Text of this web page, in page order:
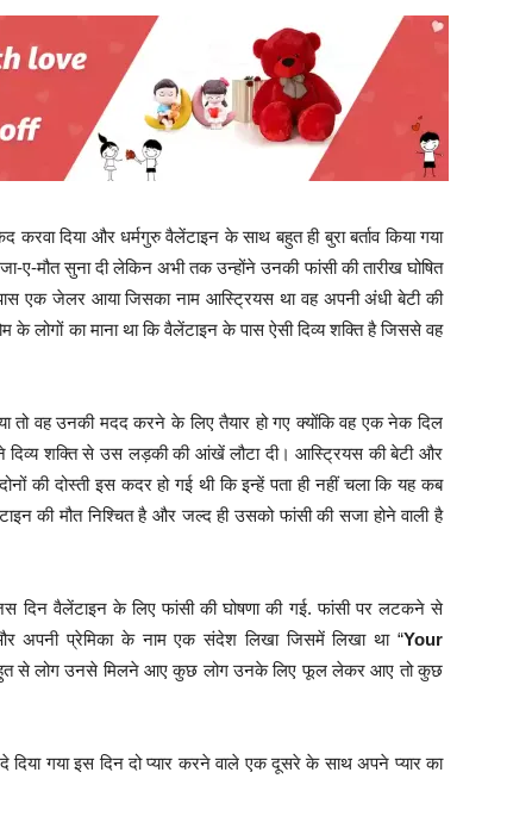
दिया और धर्मगुरु वैलेंटाइन के साथ बहुत ही बुरा बर्ताव किया गया
मौत सुना दी लेकिन अभी तक उन्होंने उनकी फांसी की तारीख घोषित
एक जेलर आया जिसका नाम आस्ट्रियस था वह अपनी अंधी बेटी की
लोगों का माना था कि वैलेंटाइन के पास ऐसी दिव्य शक्ति है जिससे वह
तो वह उनकी मदद करने के लिए तैयार हो गए क्योंकि वह एक नेक दिल
शक्ति से उस लड़की की आंखें लौटा दी।आस्ट्रियस की बेटी और
की दोस्ती इस कदर हो गई थी कि इन्हें पता ही नहीं चला कि यह कब
की मौत निश्चित है और जल्द ही उसको फांसी की सजा होने वाली है
दिन वैलेंटाइन के लिए फांसी की घोषणा की गई. फांसी पर लटकने से
प्रेमिका के नाम एक संदेश लिखा जिसमें लिखा था “Your
से लोग उनसे मिलने आए कुछ लोग उनके लिए फूल लेकर आए तो कुछ
दिया गया इस दिन दो प्यार करने वाले एक दूसरे के साथ अपने प्यार का